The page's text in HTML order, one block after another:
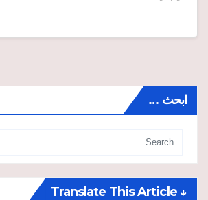
ابحث …
↓ Translate This Article